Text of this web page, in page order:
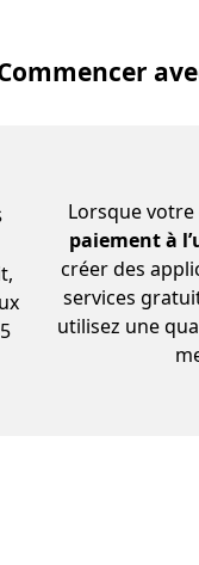
Lorsque
paiement à
créer des
services
utilisez une